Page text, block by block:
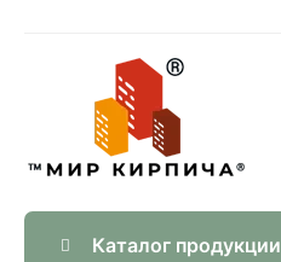
Каталог продукции